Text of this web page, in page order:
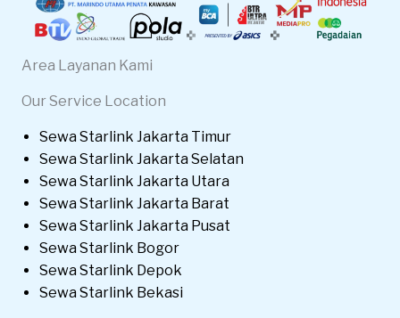
Area Layanan Kami
Our Service Location
Sewa Starlink Jakarta Timur
Sewa Starlink Jakarta Selatan
Sewa Starlink Jakarta Utara
Sewa Starlink Jakarta Barat
Sewa Starlink Jakarta Pusat
Sewa Starlink Bogor
Sewa Starlink Depok
Sewa Starlink Bekasi